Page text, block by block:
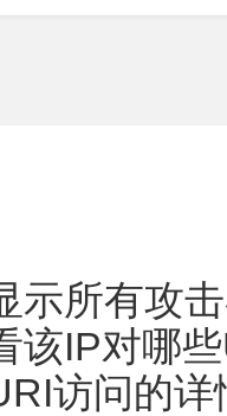
示所有攻
该IP对哪
访问的